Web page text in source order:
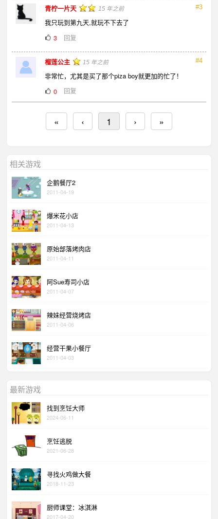
#3
青柠一片天 15 年之前
我只玩到第九天,就玩不下去了
3
回复
#4
榴莲公主 15 年之前
非常忙，尤其是买了那个piza boy就更加的忙了！
0
回复
« ‹ 1 › »
相关游戏
企鹅餐厅2
2011-04-19
爆米花小店
2011-04-13
原始部落烤肉店
2011-04-11
阿Sue寿司小店
2011-04-07
辣妹经营烧烤店
2011-04-06
经营干果小餐厅
2011-04-03
最新游戏
找到烹饪大师
2024-06-11
烹饪逃脱
2021-06-28
寻找火鸡做大餐
2018-11-23
厨师课堂：冰淇淋
2017-04-20